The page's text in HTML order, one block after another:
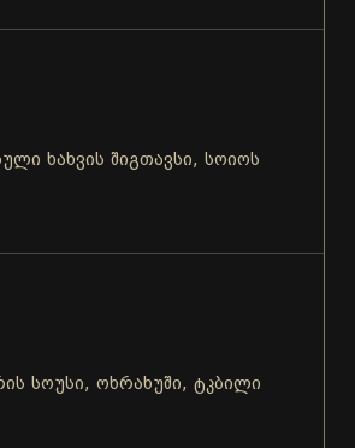
ხახვის შიგთავსი, სოიოს
სოუსი, ოხრახუში, ტკბილი